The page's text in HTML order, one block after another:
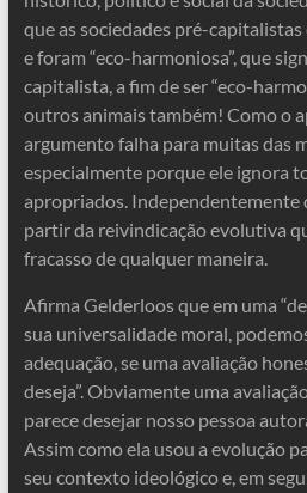
que as sociedades pré-
e foram “eco-harmoniosa”, que
capitalista, a fim de ser “eco-
outros animais também! Como o
argumento falha para muitas das
especialmente porque ele ignora
apropriados. Independentemente
partir da reivindicação evolutiva
fracasso de qualquer maneira.
Afirma Gelderloos que em uma
sua universalidade moral,
adequação, se uma avaliação
deseja”. Obviamente uma
parece desejar nosso pessoa
Assim como ela usou a evolução
seu contexto ideológico e, em